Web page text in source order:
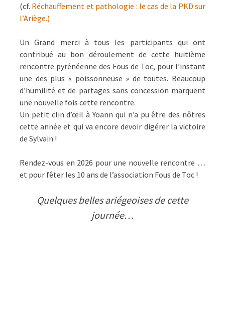
(cf. Réchauffement et pathologie : le cas de la PKD sur
l’Ariège.)
Un Grand merci à tous les participants qui ont
contribué au bon déroulement de cette huitième
rencontre pyrénéenne des Fous de Toc, pour l’instant
une des plus « poissonneuse » de toutes. Beaucoup
d’humilité et de partages sans concession marquent
une nouvelle fois cette rencontre.
Un petit clin d’œil à Yoann qui n’a pu être des nôtres
cette année et qui va encore devoir digérer la victoire
de Sylvain !
Rendez-vous en 2026 pour une nouvelle rencontre …
et pour fêter les 10 ans de l’association Fous de Toc !
Quelques belles ariégeoises de cette
journée…